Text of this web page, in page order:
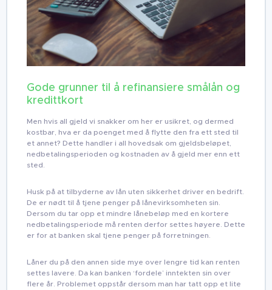
Gode grunner til å refinansiere smålån og
kredittkort
Men hvis all gjeld vi snakker om her er usikret, og dermed
kostbar, hva er da poenget med å flytte den fra ett sted til
et annet? Dette handler i all hovedsak om gjeldsbeløpet,
nedbetalingsperioden og kostnaden av å gjeld mer enn ett
sted.
Husk på at tilbyderne av lån uten sikkerhet driver en bedrift.
De er nødt til å tjene penger på lånevirksomheten sin.
Dersom du tar opp et mindre lånebeløp med en kortere
nedbetalingsperiode må renten derfor settes høyere. Dette
er for at banken skal tjene penger på forretningen.
Låner du på den annen side mye over lengre tid kan renten
settes lavere. Da kan banken ‘fordele’ inntekten sin over
flere år. Problemet oppstår dersom man har tatt opp et lite